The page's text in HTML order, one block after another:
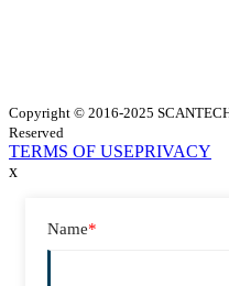
Copyright © 2016-2025
Reserved
TERMS OF USEPRIVACY
x
Name*